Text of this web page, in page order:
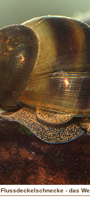
Flussdeckelschnecke - das